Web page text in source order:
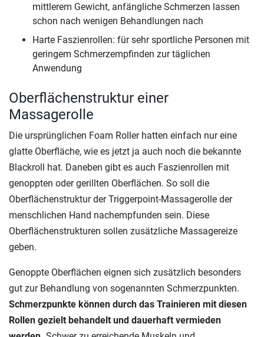
mittlerem Gewicht, anfängliche Schmerzen lassen
schon nach wenigen Behandlungen nach
Harte Faszienrollen: für sehr sportliche Personen mit
geringem Schmerzempfinden zur täglichen
Anwendung
Oberflächenstruktur einer
Massagerolle
Die ursprünglichen Foam Roller hatten einfach nur eine
glatte Oberfläche, wie es jetzt ja auch noch die bekannte
Blackroll hat. Daneben gibt es auch Faszienrollen mit
genoppten oder gerillten Oberflächen. So soll die
Oberflächenstruktur der Triggerpoint-Massagerolle der
menschlichen Hand nachempfunden sein. Diese
Oberflächenstrukturen sollen zusätzliche Massagereize
geben.
Genoppte Oberflächen eignen sich zusätzlich besonders
gut zur Behandlung von sogenannten Schmerzpunkten.
Schmerzpunkte können durch das Trainieren mit diesen
Rollen gezielt behandelt und dauerhaft vermieden